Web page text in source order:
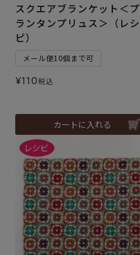
スクエアブランケット＜プ
ランタンプリュス＞（レシ
ピ）
メール便10個まで可
¥110税込
カートに入れる